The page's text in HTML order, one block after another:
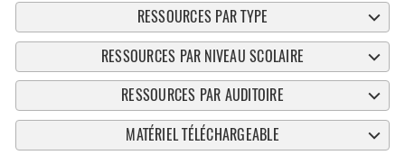
RESSOURCES PAR TYPE
RESSOURCES PAR NIVEAU SCOLAIRE
RESSOURCES PAR AUDITOIRE
MATÉRIEL TÉLÉCHARGEABLE